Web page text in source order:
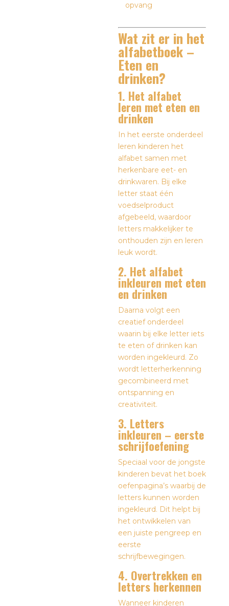
opvang
Wat zit er in het
alfabetboek –
Eten en
drinken?
1. Het alfabet
leren met eten en
drinken
In het eerste onderdeel
leren kinderen het
alfabet samen met
herkenbare eet- en
drinkwaren. Bij elke
letter staat één
voedselproduct
afgebeeld, waardoor
letters makkelijker te
onthouden zijn en leren
leuk wordt.
2. Het alfabet
inkleuren met eten
en drinken
Daarna volgt een
creatief onderdeel
waarin bij elke letter iets
te eten of drinken kan
worden ingekleurd. Zo
wordt letterherkenning
gecombineerd met
ontspanning en
creativiteit.
3. Letters
inkleuren – eerste
schrijfoefening
Speciaal voor de jongste
kinderen bevat het boek
oefenpagina’s waarbij de
letters kunnen worden
ingekleurd. Dit helpt bij
het ontwikkelen van
een juiste pengreep en
eerste
schrijfbewegingen.
4. Overtrekken en
letters herkennen
Wanneer kinderen